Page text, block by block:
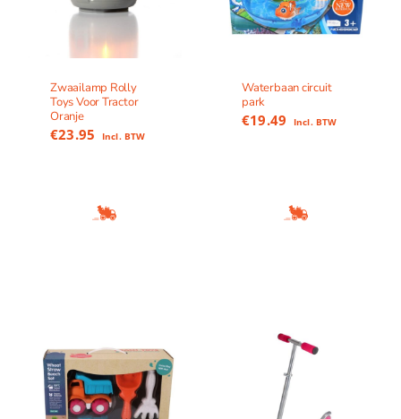
Zwaailamp Rolly
Toys Voor Tractor
Oranje
€23.95 Incl. BTW
Waterbaan circuit
park
€19.49 Incl. BTW